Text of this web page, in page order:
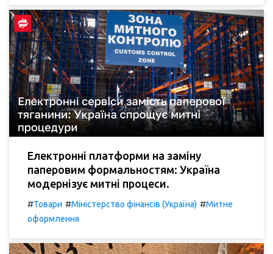
Електронні платформи на заміну
паперовим формальностям: Україна
модернізує митні процеси.
#Товари #Міністерство фінансів (Україна) #Митне
оформлення